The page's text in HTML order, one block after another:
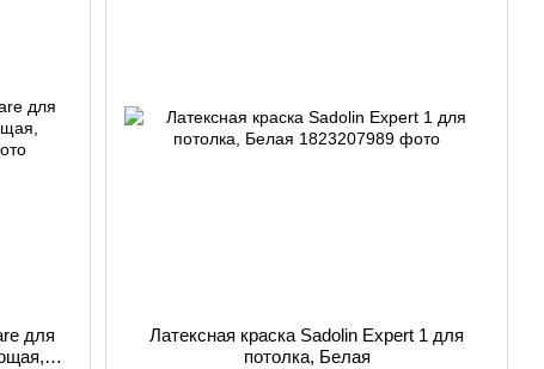
для
Латексная краска Sadolin Expert 1 для
потолка, Белая